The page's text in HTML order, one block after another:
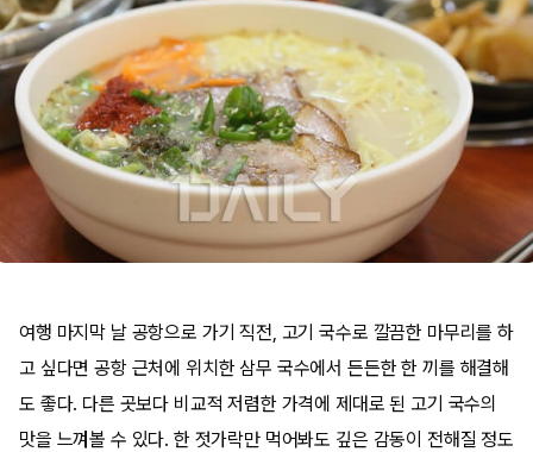
여행 마지막 날 공항으로 가기 직전, 고기 국수로 깔끔한 마무리를 하
고 싶다면 공항 근처에 위치한 삼무 국수에서 든든한 한 끼를 해결해
도 좋다. 다른 곳보다 비교적 저렴한 가격에 제대로 된 고기 국수의
맛을 느껴볼 수 있다. 한 젓가락만 먹어봐도 깊은 감동이 전해질 정도